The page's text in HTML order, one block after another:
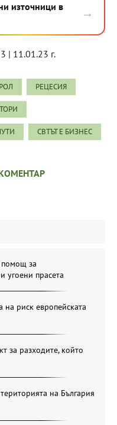
източници в
→
| 11.01.23 г.
РЕЦЕСИЯ
СВТЪТ Е БИЗНЕС
помощ за
угоени прасета
на риск европейската
за разходите, който
на България